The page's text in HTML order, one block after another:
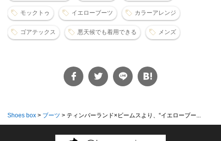
モックトゥ イエローブーツ カラーアレンジ
ゴアテックス 悪天候でも着用できる メンズ
Shoes box > ブーツ > ティンバーランド×ビームスより、“イエローブー...